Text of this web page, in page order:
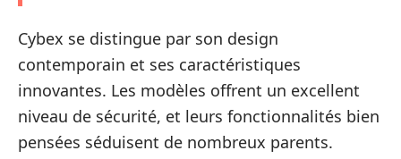
Cybex se distingue par son design
contemporain et ses caractéristiques
innovantes. Les modèles offrent un excellent
niveau de sécurité, et leurs fonctionnalités bien
pensées séduisent de nombreux parents.